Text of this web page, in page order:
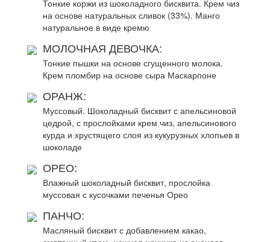
Тонкие коржи из шоколадного бисквита. Крем чиз
на основе натуральных сливок (33%). Манго
натуральное в виде кремю
МОЛОЧНАЯ ДЕВОЧКА:
Тонкие пышки на основе сгущенного молока.
Крем пломбир на основе сыра Маскарпоне
ОРАНЖ:
Муссовый. Шоколадный бисквит с апельсиновой
цедрой, с прослойками крем чиз, апельсинового
курда и хрустящего слоя из кукурузных хлопьев в
шоколаде
ОРЕО:
Влажный шоколадный бисквит, прослойка
муссовая с кусочками печенья Орео
ПАНЧО:
Масляный бисквит с добавлением какао,